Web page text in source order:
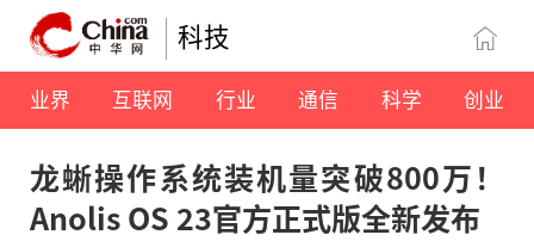
科技
业界 互联网 行业 通信 科学 创业
龙蜥操作系统装机量突破800万！
Anolis OS 23官方正式版全新发布